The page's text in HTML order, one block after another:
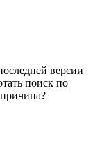
версии
поиск по